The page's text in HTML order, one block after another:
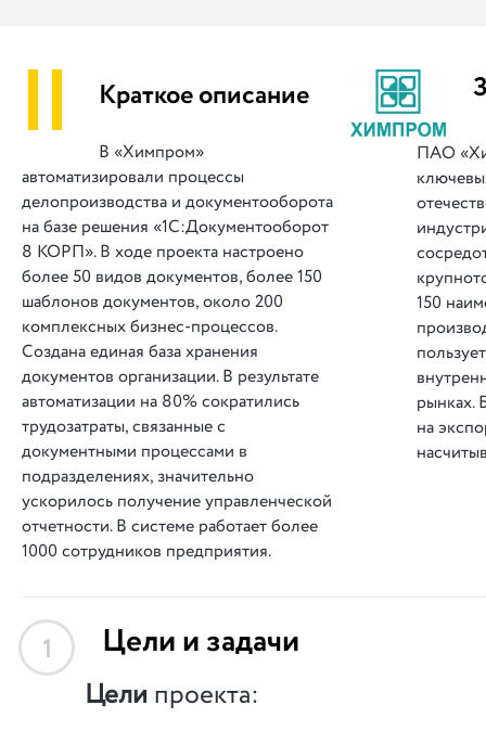
|| Краткое описание
В «Химпром»
автоматизировали процессы
делопроизводства и документооборота
на базе решения «1С:Документооборот
8 КОРП». В ходе проекта настроено
более 50 видов документов, более 150
шаблонов документов, около 200
комплексных бизнес-процессов.
Создана единая база хранения
документов организации. В результате
автоматизации на 80% сократились
трудозатраты, связанные с
документными процессами в
подразделениях, значительно
ускорилось получение управленческой
отчетности. В системе работает более
1000 сотрудников предприятия.
ПАО
150
рынках.
на
1 Цели и задачи
Цели проекта: